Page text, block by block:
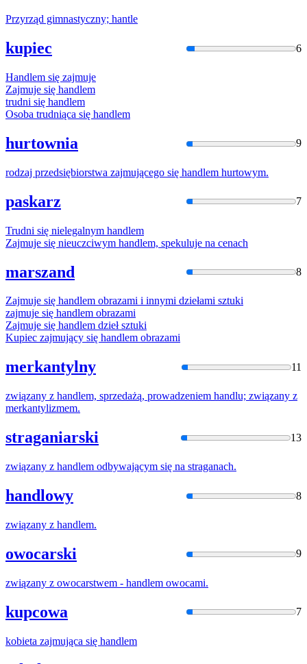
Przyrząd gimnastyczny; hantle
kupiec 6
Handlem się zajmuje
Zajmuje się handlem
trudni się handlem
Osoba trudniąca się handlem
hurtownia 9
rodzaj przedsiębiorstwa zajmującego się handlem hurtowym.
paskarz 7
Trudni się nielegalnym handlem
Zajmuje się nieuczciwym handlem, spekuluje na cenach
marszand 8
Zajmuje się handlem obrazami i innymi dziełami sztuki
zajmuje się handlem obrazami
Zajmuje się handlem dzieł sztuki
Kupiec zajmujący się handlem obrazami
merkantylny 11
związany z handlem, sprzedażą, prowadzeniem handlu; związany z
merkantylizmem.
straganiarski 13
związany z handlem odbywającym się na straganach.
handlowy 8
związany z handlem.
owocarski 9
związany z owocarstwem - handlem owocami.
kupcowa 7
kobieta zajmująca się handlem